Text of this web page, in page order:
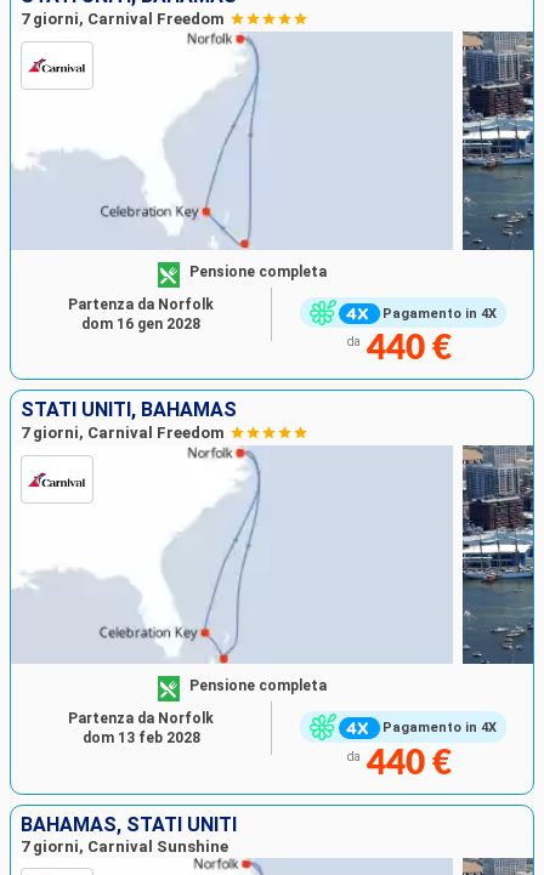
7 giorni, Carnival Freedom
Pagamento in 4X
Pensione completa
da 440 €
Partenza da Norfolk
dom 16 gen 2028
STATI UNITI, BAHAMAS
7 giorni, Carnival Freedom
Pagamento in 4X
Pensione completa
da 440 €
Partenza da Norfolk
dom 13 feb 2028
BAHAMAS, STATI UNITI
7 giorni, Carnival Sunshine